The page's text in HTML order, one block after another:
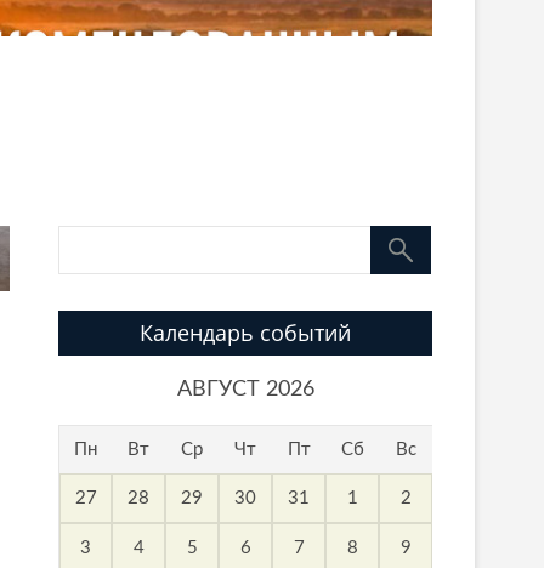
Календарь событий
АВГУСТ 2026
Пн Вт Ср Чт Пт Сб Вс
27 28 29 30 31 1 2
3 4 5 6 7 8 9